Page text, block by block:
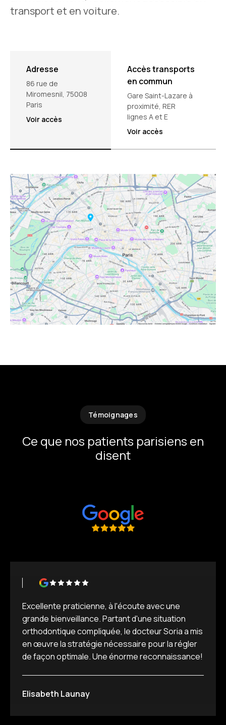
transport et en voiture.
Adresse
86 rue de
Miromesnil, 75008
Paris
Voir accès
Accès transports
en commun
Gare Saint-Lazare à
proximité, RER
lignes A et E
Voir accès
Témoignages
Ce que nos patients parisiens en
disent
Excellente praticienne, à l'écoute avec une
grande bienveillance. Partant d'une situation
orthodontique compliquée, le docteur Soria a mis
en œuvre la stratégie nécessaire pour la régler
de façon optimale. Une énorme reconnaissance!
Elisabeth Launay